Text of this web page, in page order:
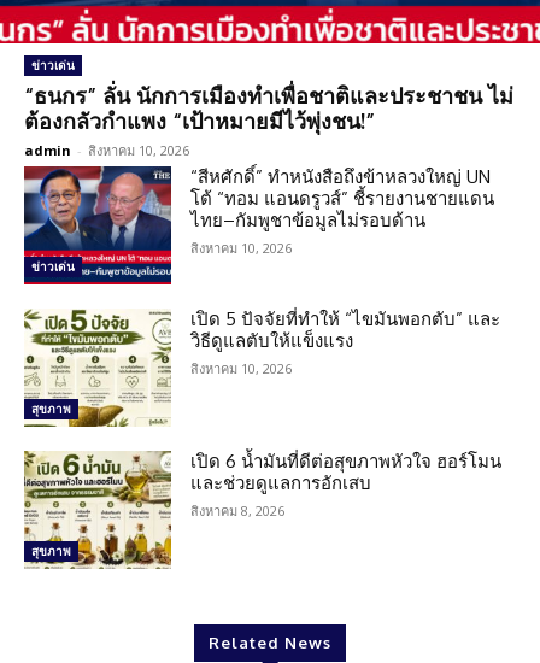
ข่าวเด่น
“ธนกร” ลั่น นักการเมืองทำเพื่อชาติและประชาชน ไม่
ต้องกลัวกำแพง “เป้าหมายมีไว้พุ่งชน!”
admin - สิงหาคม 10, 2026
ข่าวเด่น
“สีหศักดิ์” ทำหนังสือถึงข้าหลวงใหญ่ UN
โต้ “ทอม แอนดรูวส์” ชี้รายงานชายแดน
ไทย–กัมพูชาข้อมูลไม่รอบด้าน
สิงหาคม 10, 2026
สุขภาพ
เปิด 5 ปัจจัยที่ทำให้ “ไขมันพอกตับ” และ
วิธีดูแลตับให้แข็งแรง
สิงหาคม 10, 2026
สุขภาพ
เปิด 6 น้ำมันที่ดีต่อสุขภาพหัวใจ ฮอร์โมน
และช่วยดูแลการอักเสบ
สิงหาคม 8, 2026
Related News